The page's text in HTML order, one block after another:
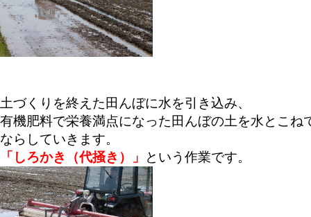
土づくりを終えた田んぼに水を引き込み、
有機肥料で栄養満点になった田んぼの土を水とこね
ならしていきます。
「しろかき（代掻き）」
という作業です。